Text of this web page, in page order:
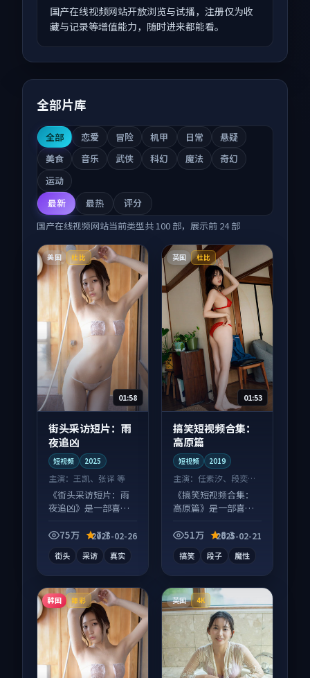
国产在线视频网站开放浏览与试播，注册仅为收
藏与记录等增值能力，随时进来都能看。
全部片库
全部 恋爱 冒险 机甲 日常
悬疑
美食
音乐 武侠 科幻 魔法
奇幻
运动
最新
最热
评分
国产在线视频网站当前类型共100 部，展示前 24部
美国 杜比
01:58
街头采访短片：雨
夜追凶
短视频 2025
主演： 王凯、张译 等
《街头采访短片：雨
夜追凶》是一部喜剧
质感在线，配乐与镜
75万 7.7
2025-02-26
街头 采访 真实
英国 杜比
01:53
搞笑短视频合集：
高原篇
短视频 2019
主演：任素汐、段奕宏
等
《搞笑短视频合集：
高原篇》是一部喜剧
讨论度高，适合配弹
51万 8.3
2025-02-21
搞笑 段子 魔性
韩国 臻彩 英国 4K